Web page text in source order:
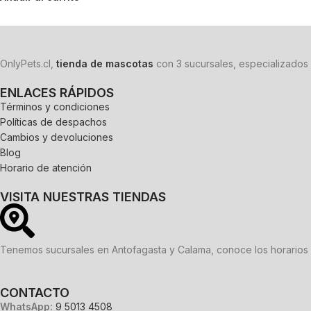
OnlyPets.cl, tienda de mascotas con 3 sucursales,
ENLACES RÁPIDOS
Términos y condiciones
Políticas de despachos
Cambios y devoluciones
Blog
Horario de atención
VISITA NUESTRAS TIENDAS
Tenemos sucursales en Antofagasta y Calama, conoce los
CONTACTO
WhatsApp: 9 5013 4508